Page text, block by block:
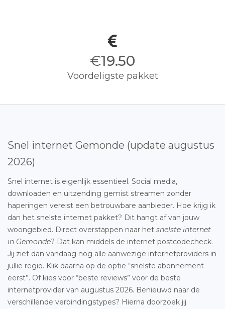
€19.50
Voordeligste pakket
Snel internet Gemonde (update augustus
2026)
Snel internet is eigenlijk essentieel. Social media,
downloaden en uitzending gemist streamen zonder
haperingen vereist een betrouwbare aanbieder. Hoe krijg ik
dan het snelste internet pakket? Dit hangt af van jouw
woongebied. Direct overstappen naar het snelste internet
in Gemonde? Dat kan middels de internet postcodecheck.
Jij ziet dan vandaag nog alle aanwezige internetproviders in
jullie regio. Klik daarna op de optie “snelste abonnement
eerst”. Of kies voor “beste reviews” voor de beste
internetprovider van augustus 2026. Benieuwd naar de
verschillende verbindingstypes? Hierna doorzoek jij